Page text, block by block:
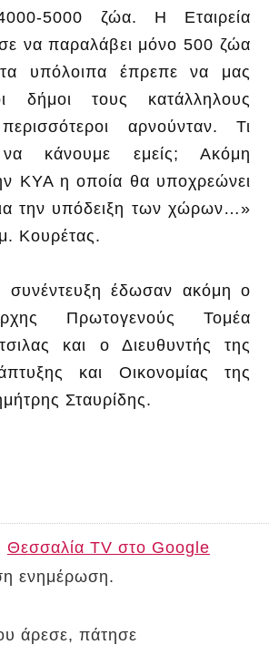
5000 ζώα. Η Εταιρεία
να παραλάβει μόνο 500 ζώα
υπόλοιπα έπρεπε να μας
δήμοι τους κατάλληλους
αρνούνταν. Τι
κάνουμε εμείς; Ακόμη
ΚΥΑ η οποία θα υποχρεώνει
την υπόδειξη των χώρων…»
Κουρέτας.
έδωσαν ακόμη ο
Πρωτογενούς Τομέα
και ο Διευθυντής της
και Οικονομίας της
Σταυρίδης.
Θεσσαλία TV στο Google
ενημέρωση.
άρεσε, πάτησε